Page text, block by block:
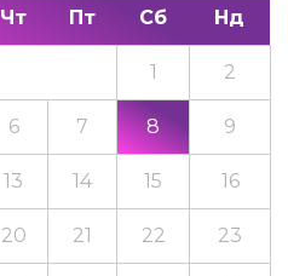
Чт Пт Сб Нд
1 2
6 7 8 9
13 14 15 16
20 21 22 23